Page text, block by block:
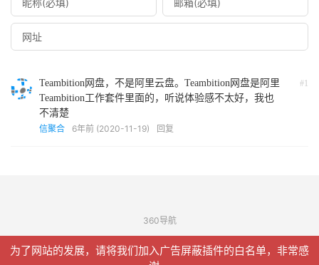
#1
Teambition网盘，不是阿里云盘。Teambition网盘是阿里
Teambition工作套件里面的，听说体验感不太好，我也
不清楚
信聚合 6年前 (2020-11-19) 回复
360导航
© 2026信聚合 网站地图
为了网站的发展，请将我们加入广告屏蔽插件的白名单，非常感